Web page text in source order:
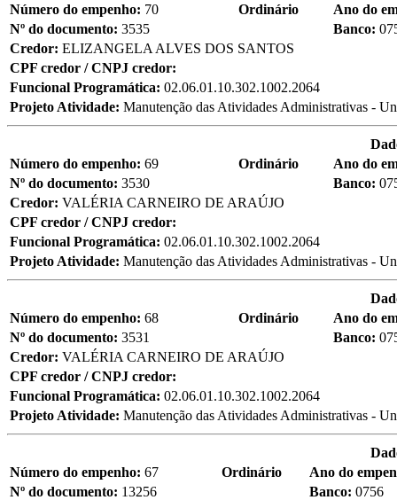
Número do empenho: 70 Ordinário
Ano do
Nº do documento: 3535 Banco:
Credor: ELIZANGELA ALVES DOS SANTOS
CPF credor / CNPJ credor:
Funcional Programática: 02.06.01.10.302.1002.2064
Projeto Atividade: Manutenção das Atividades Administrativas -
Número do empenho: 69 Ordinário
Ano do
Nº do documento: 3530 Banco:
Credor: VALÉRIA CARNEIRO DE ARAÚJO
CPF credor / CNPJ credor:
Funcional Programática: 02.06.01.10.302.1002.2064
Projeto Atividade: Manutenção das Atividades Administrativas -
Número do empenho: 68 Ordinário
Ano do
Nº do documento: 3531 Banco:
Credor: VALÉRIA CARNEIRO DE ARAÚJO
CPF credor / CNPJ credor:
Funcional Programática: 02.06.01.10.302.1002.2064
Projeto Atividade: Manutenção das Atividades Administrativas -
Número do empenho: 67 Ordinário
Ano do
Nº do documento: 13256 Banco: 0756